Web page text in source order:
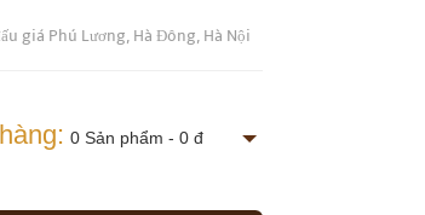
giá Phú Lương, Hà Đông, Hà Nội
0 Sản phẩm - 0 đ